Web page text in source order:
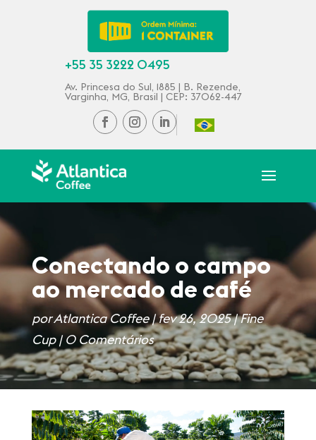
+55 35 3222 0495
Av. Princesa do Sul, 1885 | B. Rezende,
Varginha, MG, Brasil | CEP: 37062-447
Conectando o campo
ao mercado de café
porAtlantica Coffee|fev 26, 2025|Fine
Cup|0 Comentários